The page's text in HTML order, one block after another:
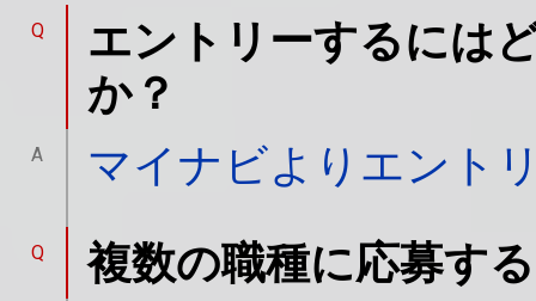
Q
エントリーするには
か？
A マイナビよりエント
Q 複数の職種に応募す